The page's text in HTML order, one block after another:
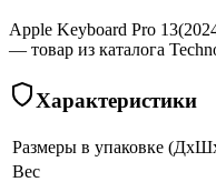
Apple Keyboard Pro
— товар из каталога
Характеристики
Размеры в упаковке
Вес